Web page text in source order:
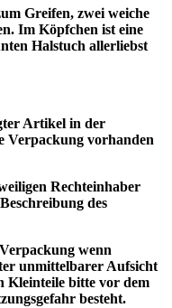
Greifen, zwei weiche
Im Köpfchen ist eine
Halstuch allerliebst
Artikel in der
Verpackung vorhanden
Rechteinhaber
des
wenn
unmittelbarer Aufsicht
Kleinteile bitte vor dem
besteht.